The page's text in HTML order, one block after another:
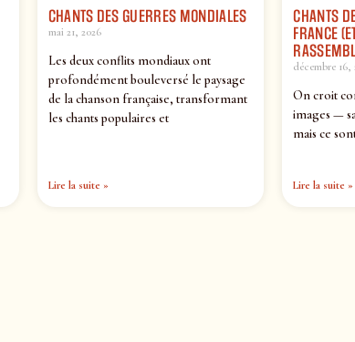
CHANTS DES GUERRES MONDIALES
mai 21, 2026
Les deux conflits mondiaux ont
profondément bouleversé le paysage
de la chanson française, transformant
les chants populaires et
Lire la suite »
CHANTS
FRANCE
décembre 16,
On croit
images —
mais ce
Lire la suite »